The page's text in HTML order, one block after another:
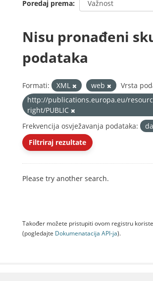
Poredaj prema
Nisu pronađeni
podataka
Formati: XML web
Vrsta
http://publications.europa.eu/
right/PUBLIC
Frekvencija osvježavanja podataka:
Filtriraj rezultate
Please try another search.
Također možete pristupiti ovom registru
(pogledajte Dokumenаtаcijа API-jа).